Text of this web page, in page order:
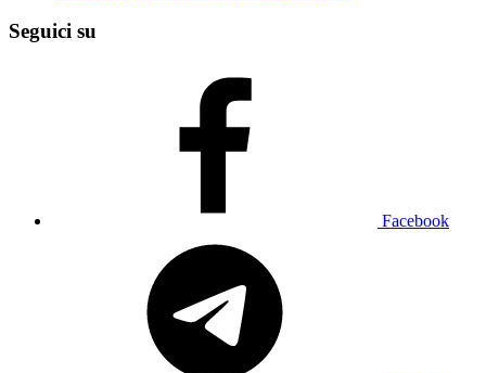
Seguici su
Facebook